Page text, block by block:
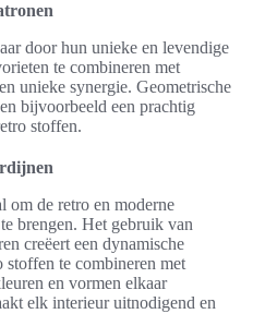
door hun unieke en levendige
te combineren met
unieke synergie. Geometrische
bijvoorbeeld een prachtig
stoffen.
om de retro en moderne
brengen. Het gebruik van
creëert een dynamische
te combineren met
en vormen elkaar
elk interieur uitnodigend en